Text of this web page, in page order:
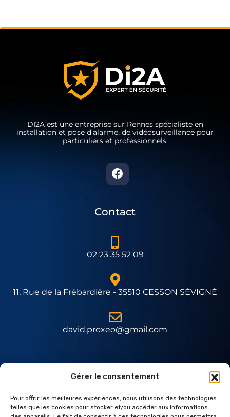
Gérer le consentement
Pour offrir les meilleures expériences, nous utilisons des technologies
telles que les cookies pour stocker et/ou accéder aux informations
DI2A est une entreprise sur Rennes spécialiste en
installation et pose d’alarme, de vidéosurveillance pour
particuliers et professionnels.
Contact
02 23 35 52 09
11, Rue de la Frébardière - 35510 CESSON SÉVIGNÉ
david.proxeo@gmail.com
Expert Daitem